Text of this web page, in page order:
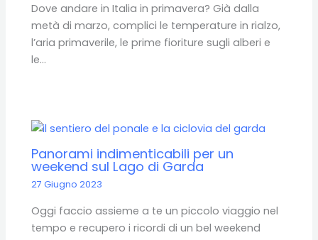
Dove andare in Italia in primavera? Già dalla
metà di marzo, complici le temperature in rialzo,
l’aria primaverile, le prime fioriture sugli alberi e
le…
Panorami indimenticabili per un
weekend sul Lago di Garda
27 Giugno 2023
Oggi faccio assieme a te un piccolo viaggio nel
tempo e recupero i ricordi di un bel weekend